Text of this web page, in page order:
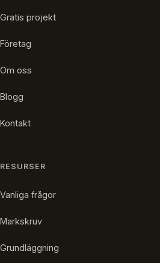
Gratis projekt
Företag
Om oss
Blogg
Kontakt
RESURSER
Vanliga frågor
Markskruv
Grundläggning